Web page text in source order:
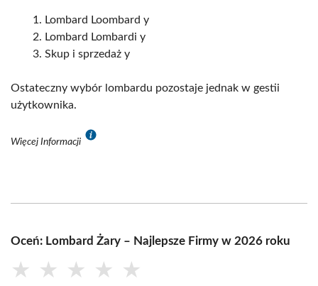
Lombard Loombard y
Lombard Lombardi y
Skup i sprzedaż y
Ostateczny wybór lombardu pozostaje jednak w gestii
użytkownika.
Więcej Informacji
Oceń: Lombard Żary – Najlepsze Firmy w 2026 roku
★ ★ ★ ★ ★